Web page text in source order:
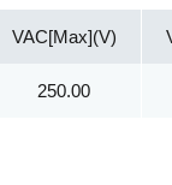
VAC[Max](V)
250.00